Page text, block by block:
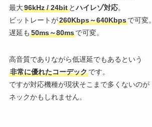
最大96kHz / 24bitとハイレゾ対応。
ビットレートが260Kbps～640Kbpsで可変。
遅延も 50ms～80msで可変。
高音質でありながら低遅延でもあるという
非常に優れたコーデックです。
ですが対応機種が現状そこまで多くないのが
ネックかもしれません。